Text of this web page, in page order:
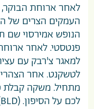
לאחר ארוחת
הנופש אמירסוי שם
פנטסטי. לאחר
למאגר צ'רבק עם
לטשקנט. אחר
מתחיל. משקה קבלת
לכם על הסיפון. (BLD)